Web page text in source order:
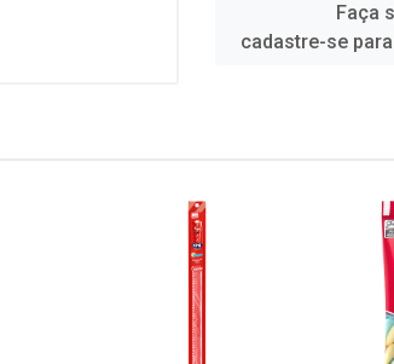
Faça
cadastre-se